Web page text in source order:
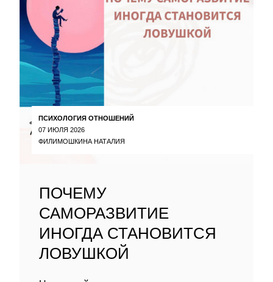
ПСИХОЛОГИЯ ОТНОШЕНИЙ
07 ИЮЛЯ 2026
ФИЛИМОШКИНА НАТАЛИЯ
ПОЧЕМУ
САМОРАЗВИТИЕ
ИНОГДА СТАНОВИТСЯ
ЛОВУШКОЙ